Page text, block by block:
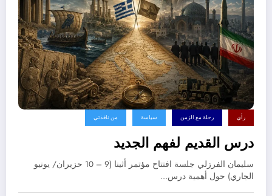
رأي رحلة مع الزمن سياسة من نافذتي
درس القديم لفهم الجديد
سليمان الفرزلي جلسة افتتاح مؤتمر أثينا (9 – 10 حزيران/ يونيو
الجاري) حول أهمية درس…